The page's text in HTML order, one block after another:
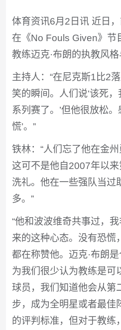
体育资讯6月2日讯 近日
在《No Fouls Given》节
教练迈克·布朗的执教风格
主持人：“在尼克斯1比2
笑的瞬间。人们说‘该死
系列赛了。’但他很放松
慌’。”
铁林：“人们忘了他在金州
这可不是他自2007年以
洗礼。他在一些强队当过
多。”
“他和波波维奇共事过，
来的这种心态。没有恐慌
都在称赞他。迈克·布朗
为我们很少认为教练是可
球员，我们知道他会从第
步，成为全明星或者最佳
的评判标准，但对于教练